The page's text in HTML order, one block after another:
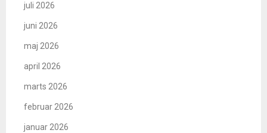
juli 2026
juni 2026
maj 2026
april 2026
marts 2026
februar 2026
januar 2026